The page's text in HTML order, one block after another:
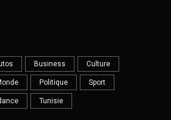
Business Culture
Politique Sport
Tunisie